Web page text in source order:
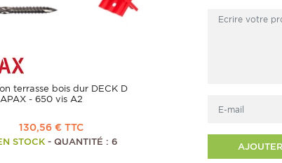
terrasse bois dur DECK D
- 650 vis A2
130,56 € TTC
STOCK - QUANTITÉ : 6 AJOUTER